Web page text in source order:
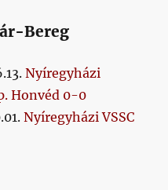
Bereg
Nyíregyházi
Honvéd 0-0
Nyíregyházi VSSC